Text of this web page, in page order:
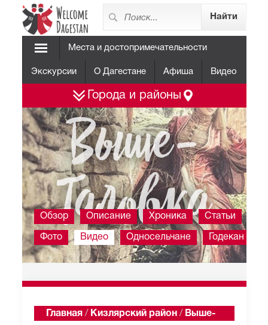
Места и достопримечательности
Экскурсии О Дагестане Афиша Видео
Города и районы
Выше-
Таловка
Обзор Описание Хроника Статьи
Фото Видео Односельчане Годекан
Главная / Кизлярский район / Выше-